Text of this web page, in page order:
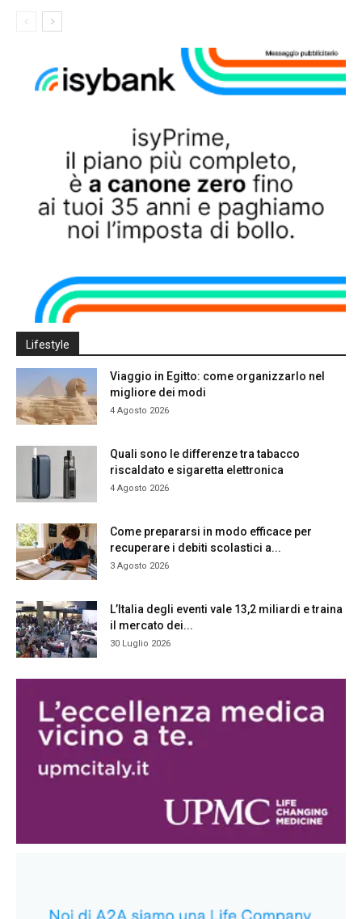
Lifestyle
Viaggio in Egitto: come organizzarlo nel
migliore dei modi
4 Agosto 2026
Quali sono le differenze tra tabacco
riscaldato e sigaretta elettronica
4 Agosto 2026
Come prepararsi in modo efficace per
recuperare i debiti scolastici a...
3 Agosto 2026
L’Italia degli eventi vale 13,2 miliardi e traina
il mercato dei...
30 Luglio 2026